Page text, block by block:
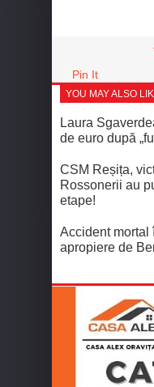
Pin It
YOU MAY ALSO
Laura
de euro după
CSM Reșița,
Rossonerii au
etape!
Accident mortal
apropiere de